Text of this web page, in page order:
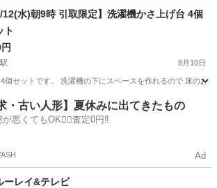
甲道駅 オーディオ
12(水)朝9時 引取限定】洗濯機かさ上げ台 4個
ト
8月10日
個セットです。 洗濯機の下にスペースを作れるので 床の
駅 生活家電
・古い人形】夏休みに出てきたもの
が悪くてもOK🙆‍♀️査定0円‼️
Ad
ーレイ&テレビ